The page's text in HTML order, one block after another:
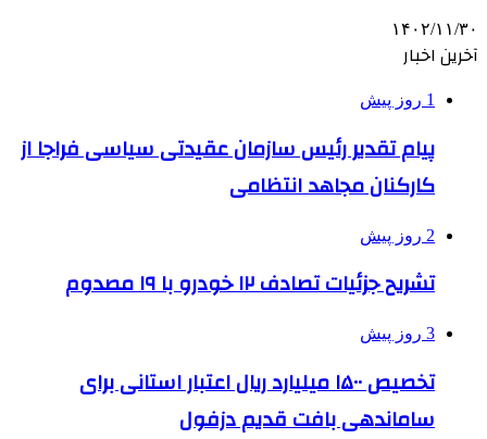
۱۴۰۲/۱۱/۳۰
آخرین اخبار
1 روز پیش
پیام تقدیر رئیس سازمان عقیدتی سیاسی فراجا از
کارکنان مجاهد انتظامی
2 روز پیش
تشریح جزئیات تصادف ۱۲ خودرو با ۱۹ مصدوم
3 روز پیش
تخصیص ۱۵۰۰ میلیارد ریال اعتبار استانی برای
ساماندهی بافت قدیم دزفول